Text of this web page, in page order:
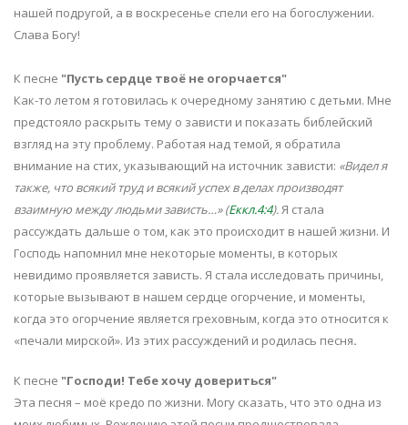
нашей подругой, а в воскресенье спели его на богослужении.
Слава Богу!
К песне "Пусть сердце твоё не огорчается"
Как-то летом я готовилась к очередному занятию с детьми. Мне
предстояло раскрыть тему о зависти и показать библейский
взгляд на эту проблему. Работая над темой, я обратила
внимание на стих, указывающий на источник зависти: «Видел я
также, что всякий труд и всякий успех в делах производят
взаимную между людьми зависть…» (Еккл.4:4).Я стала
рассуждать дальше о том, как это происходит в нашей жизни. И
Господь напомнил мне некоторые моменты, в которых
невидимо проявляется зависть. Я стала исследовать причины,
которые вызывают в нашем сердце огорчение, и моменты,
когда это огорчение является греховным, когда это относится к
«печали мирской». Из этих рассуждений и родилась песня.
К песне "Господи! Тебе хочу довериться"
Эта песня – моё кредо по жизни. Могу сказать, что это одна из